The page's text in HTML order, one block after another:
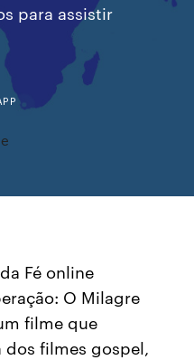
para assistir
Fé online
O Milagre
filme que
filmes gospel,